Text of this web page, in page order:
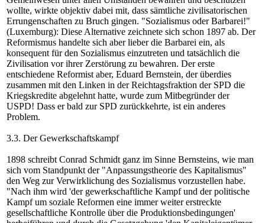
wollte, wirkte objektiv dabei mit, dass sämtliche zivilisatorischen
Errungenschaften zu Bruch gingen. "Sozialismus oder Barbarei!"
(Luxemburg): Diese Alternative zeichnete sich schon 1897 ab. Der
Reformismus handelte sich aber lieber die Barbarei ein, als
konsequent für den Sozialismus einzutreten und tatsächlich die
Zivilisation vor ihrer Zerstörung zu bewahren. Der erste
entschiedene Reformist aber, Eduard Bernstein, der überdies
zusammen mit den Linken in der Reichtagsfraktion der SPD die
Kriegskredite abgelehnt hatte, wurde zum Mitbegründer der
USPD! Dass er bald zur SPD zurückkehrte, ist ein anderes
Problem.
3.3. Der Gewerkschaftskampf
1898 schreibt Conrad Schmidt ganz im Sinne Bernsteins, wie man
sich vom Standpunkt der "Anpassungstheorie des Kapitalismus"
den Weg zur Verwirklichung des Sozialismus vorzustellen habe.
"Nach ihm wird 'der gewerkschaftliche Kampf und der politische
Kampf um soziale Reformen eine immer weiter erstreckte
gesellschaftliche Kontrolle über die Produktionsbedingungen'